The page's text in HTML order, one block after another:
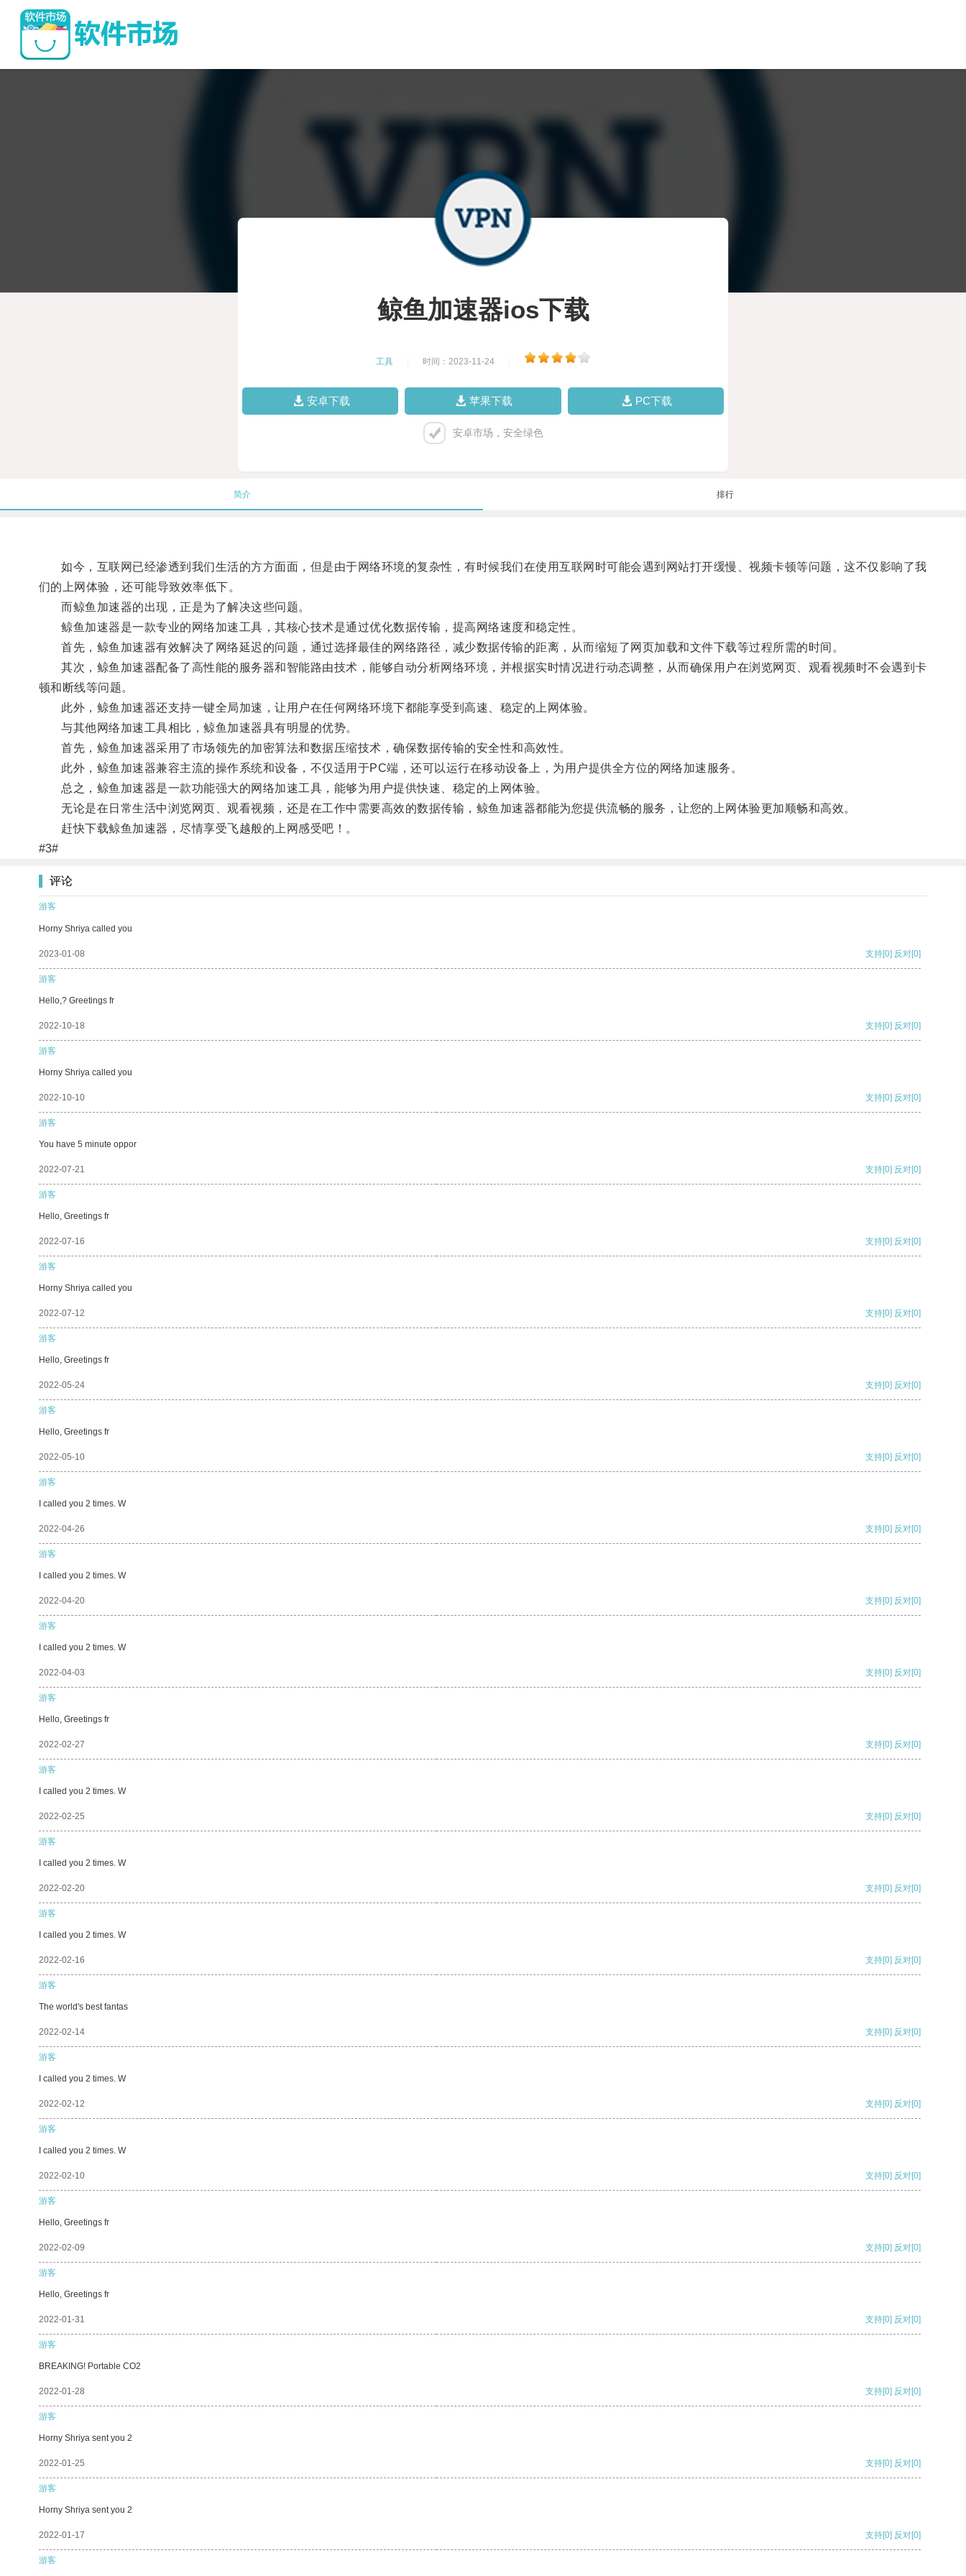
鲸鱼加速器ios下载
工具 时间：2023-11-24
安卓下载 苹果下载 PC下载
安卓市场，安全绿色
简介 排行
如今，互联网已经渗透到我们生活的方方面面，但是由于网络环境的复杂性，有时候我们在使用互联网时可能会遇到网站打开缓慢、视频卡顿等问题，这不仅影响了我
们的上网体验，还可能导致效率低下。
而鲸鱼加速器的出现，正是为了解决这些问题。
鲸鱼加速器是一款专业的网络加速工具，其核心技术是通过优化数据传输，提高网络速度和稳定性。
首先，鲸鱼加速器有效解决了网络延迟的问题，通过选择最佳的网络路径，减少数据传输的距离，从而缩短了网页加载和文件下载等过程所需的时间。
其次，鲸鱼加速器配备了高性能的服务器和智能路由技术，能够自动分析网络环境，并根据实时情况进行动态调整，从而确保用户在浏览网页、观看视频时不会遇到卡
顿和断线等问题。
此外，鲸鱼加速器还支持一键全局加速，让用户在任何网络环境下都能享受到高速、稳定的上网体验。
与其他网络加速工具相比，鲸鱼加速器具有明显的优势。
首先，鲸鱼加速器采用了市场领先的加密算法和数据压缩技术，确保数据传输的安全性和高效性。
此外，鲸鱼加速器兼容主流的操作系统和设备，不仅适用于PC端，还可以运行在移动设备上，为用户提供全方位的网络加速服务。
总之，鲸鱼加速器是一款功能强大的网络加速工具，能够为用户提供快速、稳定的上网体验。
无论是在日常生活中浏览网页、观看视频，还是在工作中需要高效的数据传输，鲸鱼加速器都能为您提供流畅的服务，让您的上网体验更加顺畅和高效。
赶快下载鲸鱼加速器，尽情享受飞越般的上网感受吧！。
#3#
评论
游客
Horny Shriya called you
2023-01-08 支持[0] 反对[0]
游客
Hello,? Greetings fr
2022-10-18 支持[0] 反对[0]
游客
Horny Shriya called you
2022-10-10 支持[0] 反对[0]
游客
You have 5 minute oppor
2022-07-21 支持[0] 反对[0]
游客
Hello, Greetings fr
2022-07-16 支持[0] 反对[0]
游客
Horny Shriya called you
2022-07-12 支持[0] 反对[0]
游客
Hello, Greetings fr
2022-05-24 支持[0] 反对[0]
游客
Hello, Greetings fr
2022-05-10 支持[0] 反对[0]
游客
I called you 2 times. W
2022-04-26 支持[0] 反对[0]
游客
I called you 2 times. W
2022-04-20 支持[0] 反对[0]
游客
I called you 2 times. W
2022-04-03 支持[0] 反对[0]
游客
Hello, Greetings fr
2022-02-27 支持[0] 反对[0]
游客
I called you 2 times. W
2022-02-25 支持[0] 反对[0]
游客
I called you 2 times. W
2022-02-20 支持[0] 反对[0]
游客
I called you 2 times. W
2022-02-16 支持[0] 反对[0]
游客
The world's best fantas
2022-02-14 支持[0] 反对[0]
游客
I called you 2 times. W
2022-02-12 支持[0] 反对[0]
游客
I called you 2 times. W
2022-02-10 支持[0] 反对[0]
游客
Hello, Greetings fr
2022-02-09 支持[0] 反对[0]
游客
Hello, Greetings fr
2022-01-31 支持[0] 反对[0]
游客
BREAKING! Portable CO2
2022-01-28 支持[0] 反对[0]
游客
Horny Shriya sent you 2
2022-01-25 支持[0] 反对[0]
游客
Horny Shriya sent you 2
2022-01-17 支持[0] 反对[0]
游客